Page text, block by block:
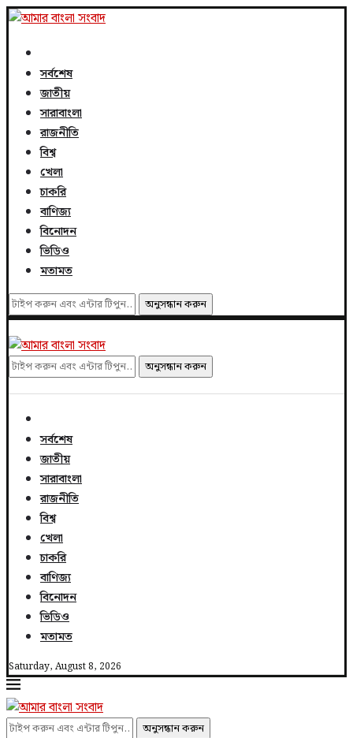
সর্বশেষ
জাতীয়
সারাবাংলা
রাজনীতি
বিশ্ব
খেলা
চাকরি
বাণিজ্য
বিনোদন
ভিডিও
মতামত
অনুসন্ধান করুন
অনুসন্ধান করুন
সর্বশেষ
জাতীয়
সারাবাংলা
রাজনীতি
বিশ্ব
খেলা
চাকরি
বাণিজ্য
বিনোদন
ভিডিও
মতামত
Saturday, August 8, 2026
অনুসন্ধান করুন